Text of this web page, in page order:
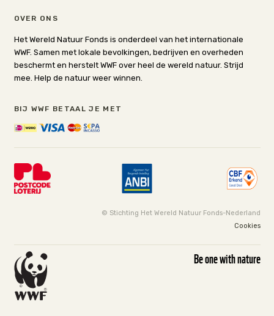
OVER ONS
Het Wereld Natuur Fonds is onderdeel van het internationale
WWF. Samen met lokale bevolkingen, bedrijven en overheden
beschermt en herstelt WWF over heel de wereld natuur. Strijd
mee. Help de natuur weer winnen.
BIJ WWF BETAAL JE MET
© Stichting Het Wereld Natuur Fonds-Nederland
Cookies
Be one with nature